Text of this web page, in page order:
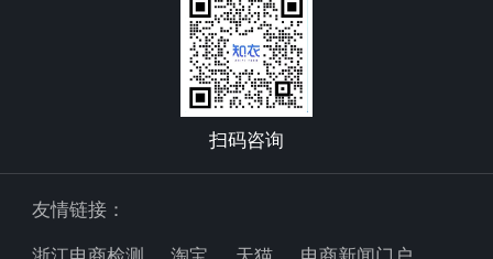
扫码咨询
友情链接：